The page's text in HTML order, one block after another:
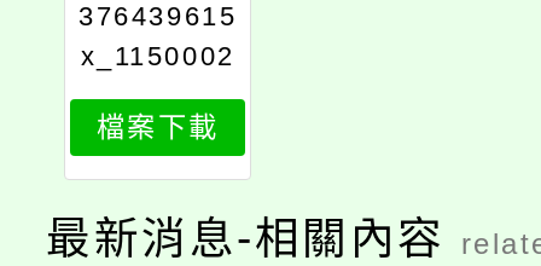
376439615
x_1150002
378_attach
1
檔案下載
最新消息-相關內容